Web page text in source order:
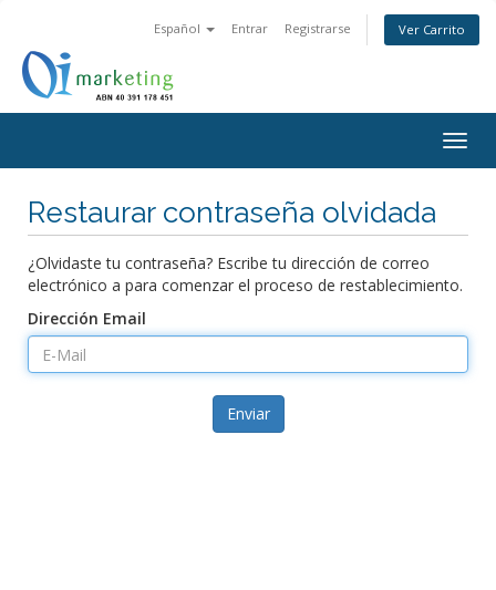
Español Entrar Registrarse Ver Carrito
Restaurar contraseña olvidada
¿Olvidaste tu contraseña? Escribe tu dirección de correo
electrónico a para comenzar el proceso de restablecimiento.
Dirección Email
Enviar